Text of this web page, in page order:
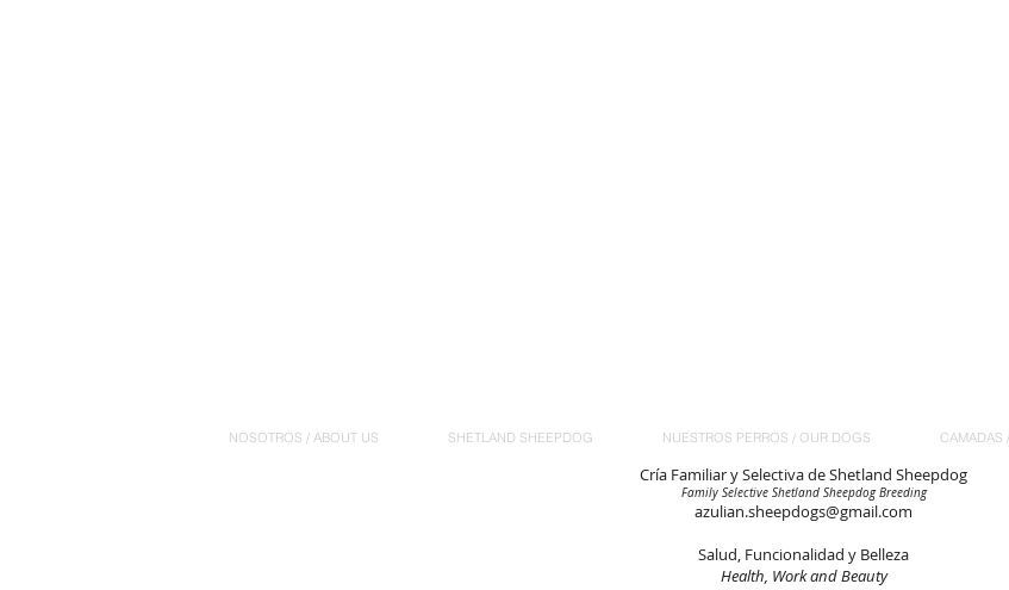
NOSOTROS / ABOUT US SHETLAND SHEEPDOG NUESTROS PERROS / OUR DOGS CAMADAS
Cría Familiar y Selectiva de Shetland Sheepdog
Family Selective Shetland Sheepdog Breeding
azulian.sheepdogs@gmail.com
Salud, Funcionalidad y Belleza
Health, Work and Beauty